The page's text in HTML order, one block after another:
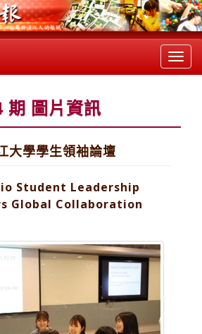
期 圖片資訊
大學學生領袖論壇
Student Leadership
Global Collaboration